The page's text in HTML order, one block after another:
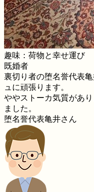
趣味：荷物と幸せ運び
既婚者
裏切り者の堕名誉代表
ュに頑張ります。
ややストーカ気質があ
ました。
堕名誉代表亀井さん